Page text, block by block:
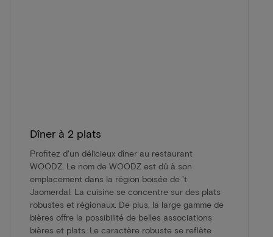
Dîner à 2 plats
Profitez d'un délicieux dîner au restaurant
WOODZ. Le nom de WOODZ est dû à son
emplacement dans la région boisée de 't
Jaomerdal. La cuisine se concentre sur des plats
robustes et régionaux. De plus, la large gamme de
bières offre la possibilité de belles associations
bières et plats. Le caractère robuste se reflète